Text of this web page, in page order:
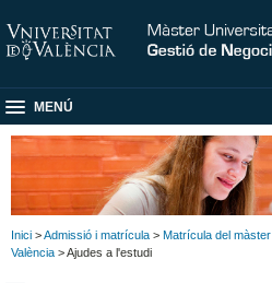
MENÚ
Inici >Admissió i matrícula > Matrícula del màster
València > Ajudes a l'estudi